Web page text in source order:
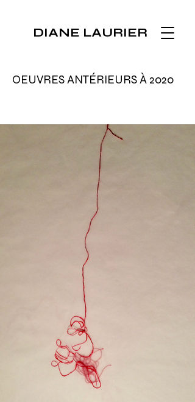
DIANE LAURIER
OEUVRES ANTÉRIEURS À 2020